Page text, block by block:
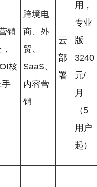
销
核
手
跨境电
商、外
贸、
SaaS、
内容营
销
云
部
署
用，
专业
版
3240
元/
月
（5
用户
起）